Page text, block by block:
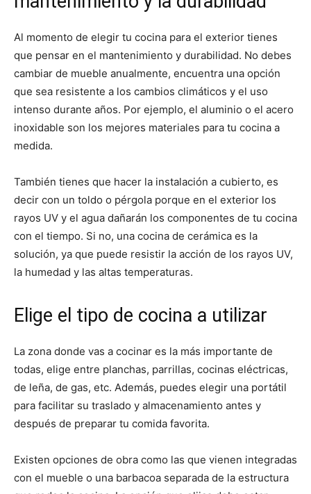
Al momento de elegir tu cocina para el exterior tienes
que pensar en el mantenimiento y durabilidad. No debes
cambiar de mueble anualmente, encuentra una opción
que sea resistente a los cambios climáticos y el uso
intenso durante años. Por ejemplo, el aluminio o el acero
inoxidable son los mejores materiales para tu cocina a
medida.
También tienes que hacer la instalación a cubierto, es
decir con un toldo o pérgola porque en el exterior los
rayos UV y el agua dañarán los componentes de tu cocina
con el tiempo. Si no, una cocina de cerámica es la
solución, ya que puede resistir la acción de los rayos UV,
la humedad y las altas temperaturas.
Elige el tipo de cocina a utilizar
La zona donde vas a cocinar es la más importante de
todas, elige entre planchas, parrillas, cocinas eléctricas,
de leña, de gas, etc. Además, puedes elegir una portátil
para facilitar su traslado y almacenamiento antes y
después de preparar tu comida favorita.
Existen opciones de obra como las que vienen integradas
con el mueble o una barbacoa separada de la estructura